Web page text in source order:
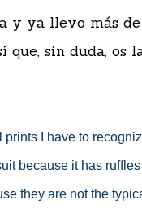
y ya llevo más
que, sin duda, os
prints I have to
because it has
they are not the